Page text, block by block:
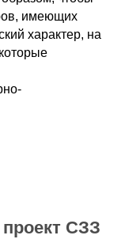
имеющих
характер, на
СЗЗ